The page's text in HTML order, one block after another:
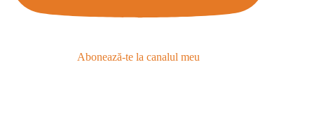
Abonează-te la canalul meu